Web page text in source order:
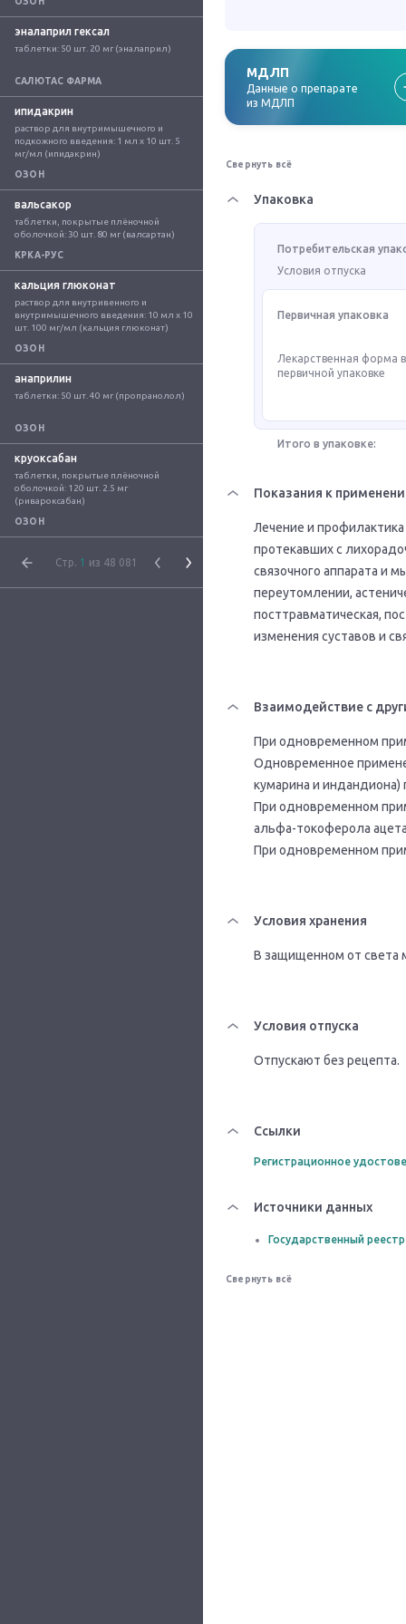
эналаприл гексал
таблетки: 50 шт. 20 мг (эналаприл)
САЛЮТАС ФАРМА
ипидакрин
раствор для внутримышечного и
подкожного введения: 1 мл x 10 шт. 5
мг/мл (ипидакрин)
ОЗОН
вальсакор
таблетки, покрытые плёночной
оболочкой: 30 шт. 80 мг (валсартан)
КРКА-РУС
кальция глюконат
раствор для внутривенного и
внутримышечного введения: 10 мл x 10
шт. 100 мг/мл (кальция глюконат)
ОЗОН
анаприлин
таблетки: 50 шт. 40 мг (пропранолол)
ОЗОН
круоксабан
таблетки, покрытые плёночной
оболочкой: 120 шт. 2.5 мг
(ривароксабан)
ОЗОН
Стр. 1 из 48 081
МДЛП
Данные о препарате
из МДЛП
Свернуть всё
Упаковка
Потребительская
Условия отпуска
Первичная упаковка
Лекарственная форма
первичной упаковке
Итого в упаковке:
Показания к
Лечение и
протекавших с
связочного аппарата и
переутомлении,
посттравматическая,
изменения суставов и
Взаимодействие с
При одновременном
Одновременное
кумарина и
При одновременном
альфа-токоферола
При одновременном
Условия хранения
В защищенном от света
Условия отпуска
Отпускают без рецепта.
Ссылки
Регистрационное
Источники данных
Государственный
Свернуть всё